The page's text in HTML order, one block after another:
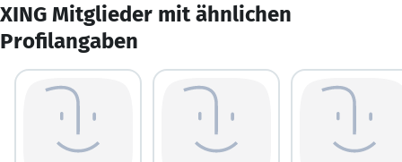
XING Mitglieder mit ähnlichen
Profilangaben